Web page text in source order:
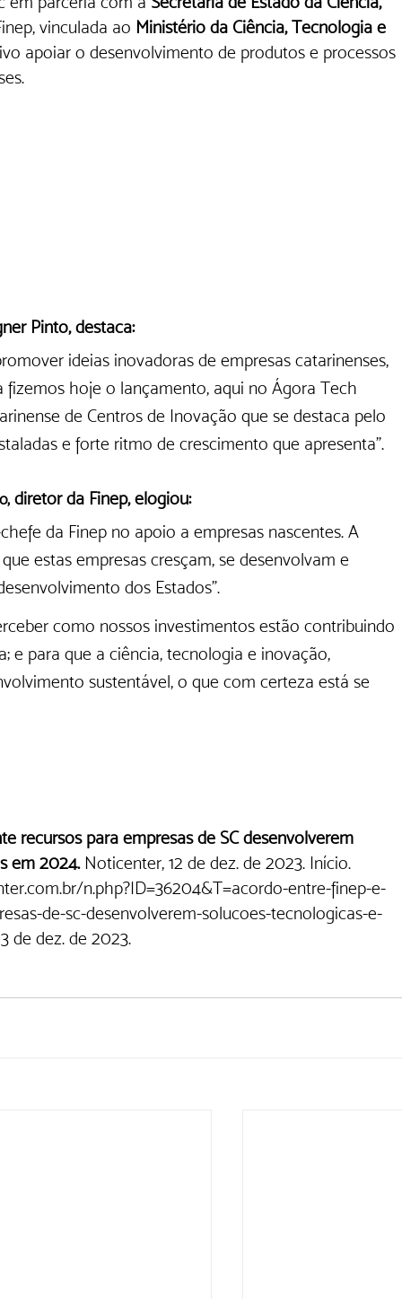
vinculada ao Ministério da Ciência, Tecnologia e
apoiar o desenvolvimento de produtos e processos
Pinto, destaca:
ideias inovadoras de empresas catarinenses,
hoje o lançamento, aqui no Ágora Tech
de Centros de Inovação que se destaca pelo
e forte ritmo de crescimento que apresenta”.
diretor da Finep, elogiou:
da Finep no apoio a empresas nascentes. A
estas empresas cresçam, se desenvolvam e
dos Estados".
como nossos investimentos estão contribuindo
e para que a ciência, tecnologia e inovação,
sustentável, o que com certeza está se
recursos para empresas de SC desenvolverem
em 2024. Noticenter, 12 de dez. de 2023. Início.
n.php?ID=36204&T=acordo-entre-finep-e-
de-sc-desenvolverem-solucoes-tecnologicas-e-
de dez. de 2023.